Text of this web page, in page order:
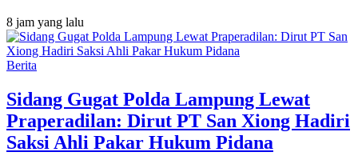
8 jam yang lalu
Berita
Sidang Gugat Polda Lampung Lewat
Praperadilan: Dirut PT San Xiong Hadiri
Saksi Ahli Pakar Hukum Pidana